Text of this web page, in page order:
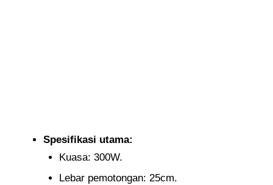
Spesifikasi utama:
Kuasa: 300W.
Lebar pemotongan: 25cm.